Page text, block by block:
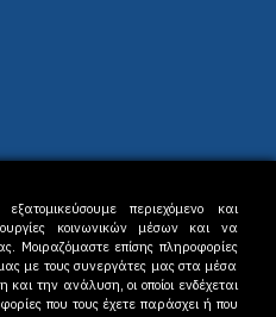
Reserved. |Όροι Χρήσης-Πολιτική
περιεχόμενο και
κοινωνικών μέσων και να
Μοιραζόμαστε επίσης πληροφορίες
με τους συνεργάτες μας στα μέσα
και την ανάλυση, οι οποίοι ενδέχεται
που τους έχετε παράσχει ή που